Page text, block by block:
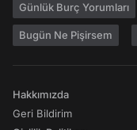
Günlük Burç Yorumları
Bugün Ne Pişirsem
Hakkımızda
Geri Bildirim